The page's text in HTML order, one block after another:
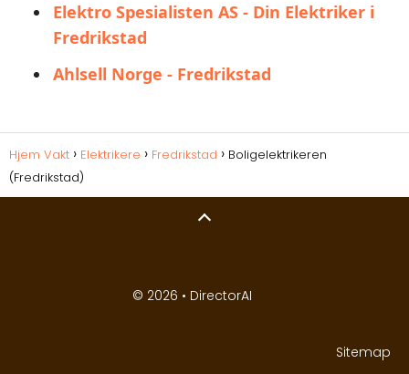
Elektro Spesialisten AS - Din Elektriker i
Fredrikstad
Ahlsell Norge - Fredrikstad
Hjem Vakt Elektrikere Fredrikstad
Boligelektrikeren
(Fredrikstad)
© 2026 • DirectorAI
Sitemap